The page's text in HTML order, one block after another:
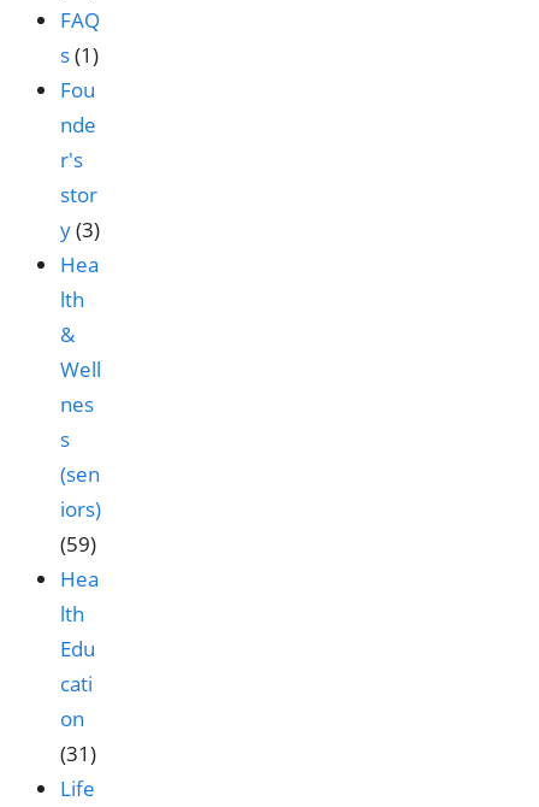
FAQ
s(1)
Fou
nde
r's
stor
y(3)
Hea
lth
&
Well
nes
s
(sen
iors)
(59)
Hea
lth
Edu
cati
on
(31)
Life